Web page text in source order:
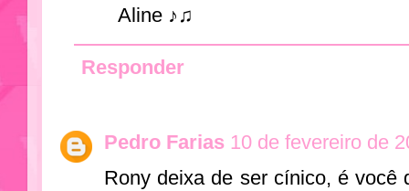
Aline ♪♫
Responder
Pedro Farias 10 de fevereiro de
Rony deixa de ser cínico, é você